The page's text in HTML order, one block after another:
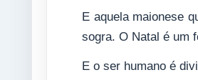
E aquela maionese
sogra. O Natal é um
E o ser humano é